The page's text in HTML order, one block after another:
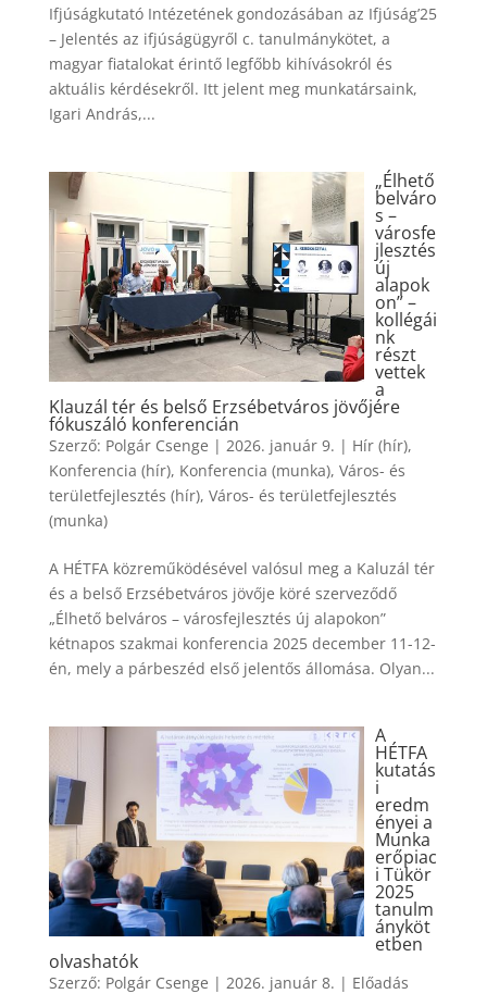
Ifjúságkutató Intézetének gondozásában az Ifjúság’25
– Jelentés az ifjúságügyről c. tanulmánykötet, a
magyar fiatalokat érintő legfőbb kihívásokról és
aktuális kérdésekről. Itt jelent meg munkatársaink,
Igari András,...
„Élhető
belváro
s –
városfe
jlesztés
új
alapok
on” –
kollégái
nk
részt
vettek
a
Klauzál tér és belső Erzsébetváros jövőjére
fókuszáló konferencián
Szerző: Polgár Csenge | 2026. január 9. | Hír (hír),
Konferencia (hír), Konferencia (munka), Város- és
területfejlesztés (hír), Város- és területfejlesztés
(munka)
A HÉTFA közreműködésével valósul meg a Kaluzál tér
és a belső Erzsébetváros jövője köré szerveződő
„Élhető belváros – városfejlesztés új alapokon”
kétnapos szakmai konferencia 2025 december 11-12-
én, mely a párbeszéd első jelentős állomása. Olyan...
A
HÉTFA
kutatás
i
eredm
ényei a
Munka
erőpiac
i Tükör
2025
tanulm
ányköt
etben
olvashatók
Szerző: Polgár Csenge | 2026. január 8. | Előadás